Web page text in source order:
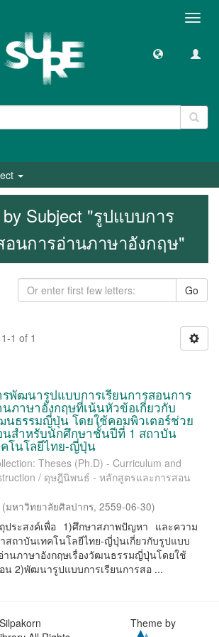
by Subject "รูปแบบการ
อนการอ่านภาษาอังกฤษ"
Go
1 of 1
รพัฒนารูปแบบการเรียนการสอนการ
นภาษาอังกฤษที่เน้นหัวข้อเกี่ยวกับ
นธรรมญี่ปุ่น โดยใช้คอมพิวเตอร์ช่วย
นสำหรับนักศึกษาชั้นปีที่ 1 สถาบัน
คโนโลยีไทย-ญี่ปุ่น
Theses (Ph.D) - Curriculum and
/ ดุษฎีนิพนธ์ - หลักสูตรและการสอน
(มหาวิทยาลัยศิลปากร, 2559-06-30)
ประสงค์เพื่อ 1)ศึกษาสภาพปัญหา และความ
สถาบันเทคโนโลยีไทย-ญี่ปุ่นเกี่ยวกับรูปแบบ
านภาษาอังกฤษเรื่องวัฒนธรรมญี่ปุ่นโดยใช้
น 2)พัฒนารูปแบบการเรียนการสอ ...
Theme by